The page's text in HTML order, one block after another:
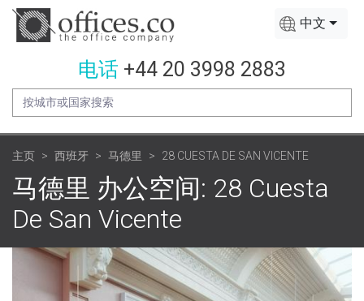
中文
电话 +44 20 3998 2883
主页 西班牙 马德里 28 CUESTA DE SAN VICENTE
马德里 办公空间: 28 Cuesta
De San Vicente